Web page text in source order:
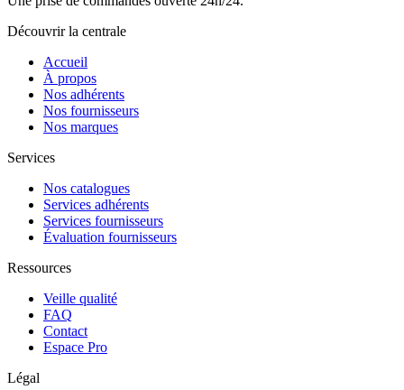
Découvrir la centrale
Accueil
À propos
Nos adhérents
Nos fournisseurs
Nos marques
Services
Nos catalogues
Services adhérents
Services fournisseurs
Évaluation fournisseurs
Ressources
Veille qualité
FAQ
Contact
Espace Pro
Légal